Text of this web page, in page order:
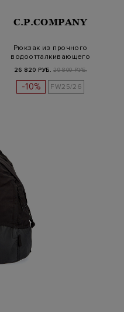
C.P.COMPANY
Рюкзак из прочного
водоотталкивающего
26 820 РУБ. 29 800 РУБ.
-10% FW25/26